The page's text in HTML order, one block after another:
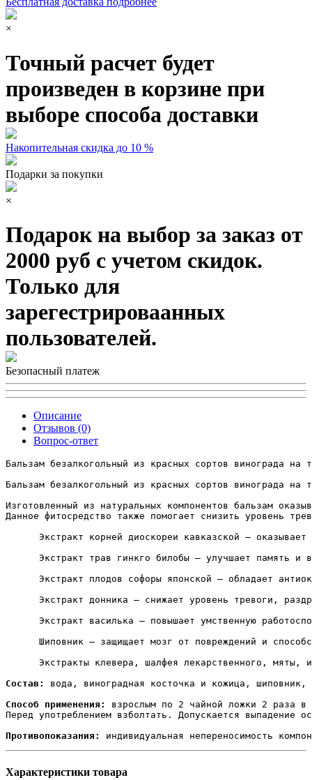
×
Точный расчет будет
произведен в корзине при
выборе способа доставки
Накопительная скидка до 10 %
Подарки за покупки
×
Подарок на выбор за заказ от
2000 руб с учетом скидок.
Только для
зарегестрироваанных
пользователей.
Безопасный платеж
Описание
Отзывов (0)
Вопрос-ответ
Бальзам безалкогольный из красных сортов винограда
Бальзам безалкогольный из красных сортов винограда
Изготовленный из натуральных компонентов бальзам
Данное фитосредство также помогает снизить уровень
Экстракт корней диоскореи кавказской –
Экстракт трав гинкго билобы – улучшает память и
Экстракт плодов софоры японской – обладает
Экстракт донника – снижает уровень тревоги,
Экстракт василька – повышает умственную
Шиповник – защищает мозг от повреждений и
Экстракты клевера, шалфея лекарственного, мяты,
Состав:
вода, виноградная косточка и кожица,
Способ применения:
взрослым по 2 чайной ложки 2 раза
Перед употреблением взболтать. Допускается выпадение
Противопоказания:
индивидуальная непереносимость
Характеристики товара